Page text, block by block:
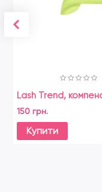
Lash Trend,
150 грн.
Купити